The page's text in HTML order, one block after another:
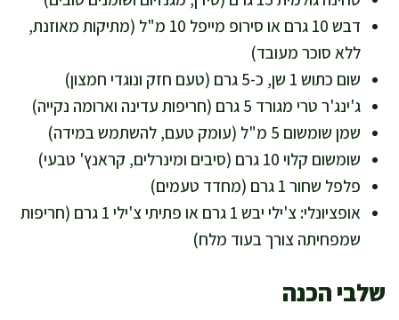
דבש 10 גרם או סירופ מייפל 10 מ"ל (מתיקות מאוזנת,
ללא סוכר מעובד)
שום כתוש 1 שן, כ-5 גרם (טעם חזק ונוגדי חמצון)
ג'ינג'ר טרי מגורד 5 גרם (חריפות עדינה וארומה נקייה)
שמן שומשום 5 מ"ל (עומק טעם, להשתמש במידה)
שומשום קלוי 10 גרם (סיבים ומינרלים, קראנץ' טבעי)
פלפל שחור 1 גרם (מחדד טעמים)
אופציונלי: צ'ילי יבש 1 גרם או פתיתי צ'ילי 1 גרם (חריפות
שמפחיתה צורך בעוד מלח)
שלבי הכנה